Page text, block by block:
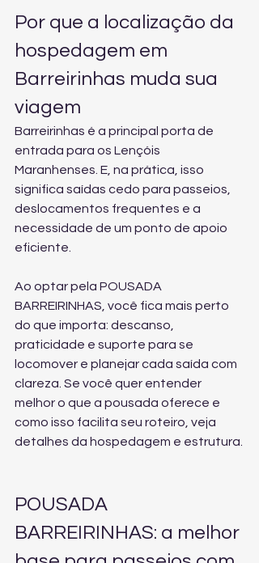
Por que a localização da
hospedagem em
Barreirinhas muda sua
viagem
Barreirinhas é a principal porta de
entrada para os Lençóis
Maranhenses. E, na prática, isso
significa saídas cedo para passeios,
deslocamentos frequentes e a
necessidade de um ponto de apoio
eficiente.
Ao optar pela POUSADA
BARREIRINHAS, você fica mais perto
do que importa: descanso,
praticidade e suporte para se
locomover e planejar cada saída com
clareza. Se você quer entender
melhor o que a pousada oferece e
como isso facilita seu roteiro, veja
detalhes da hospedagem e estrutura
POUSADA
BARREIRINHAS: a melhor